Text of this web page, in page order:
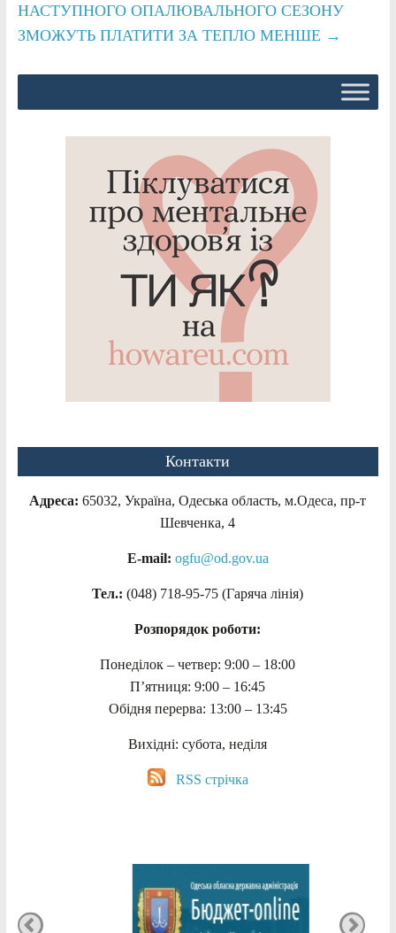
НАСТУПНОГО ОПАЛЮВАЛЬНОГО СЕЗОНУ
ЗМОЖУТЬ ПЛАТИТИ ЗА ТЕПЛО МЕНШЕ →
Контакти
Адреса:65032, Україна, Одеська область, м.Одеса, пр-т
Шевченка, 4
E-mail: ogfu@od.gov.ua
Тел.: (048) 718-95-75 (Гаряча лінія)
Розпорядок роботи:
Понеділок – четвер: 9:00 – 18:00
П’ятниця: 9:00 – 16:45
Обідня перерва: 13:00 – 13:45
Вихідні: субота, неділя
RSS стрічка